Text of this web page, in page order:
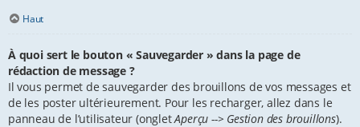
Haut
À quoi sert le bouton « Sauvegarder » dans la page de
rédaction de message ?
Il vous permet de sauvegarder des brouillons de vos messages et
de les poster ultérieurement. Pour les recharger, allez dans le
panneau de l’utilisateur (ongletAperçu --> Gestion des brouillons).